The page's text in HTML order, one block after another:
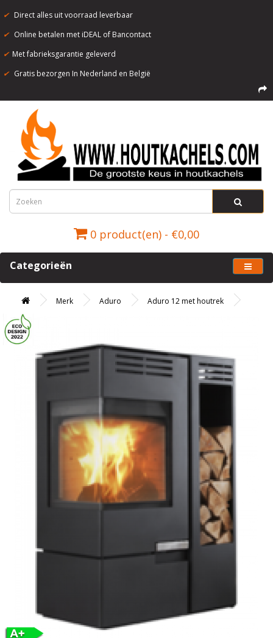
✔ Direct alles uit voorraad leverbaar
✔ Online betalen met iDEAL of Bancontact
✔ Met fabrieksgarantie geleverd
✔ Gratis bezorgen In Nederland en België
0 product(en) - €0,00
Categorieën
Merk Aduro Aduro 12 met houtrek